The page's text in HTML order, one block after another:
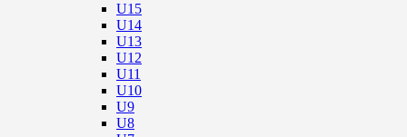
U15
U14
U13
U12
U11
U10
U9
U8